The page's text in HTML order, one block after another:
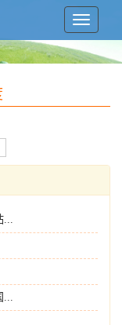
菜
单
...
...